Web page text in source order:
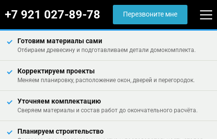
+7 921 027-89-78 Перезвоните мне
Готовим материалы сами
Отбираем древесину и подготавливаем детали домокомплекта.
Корректируем проекты
Меняем планировку, расположение окон, дверей и перегородок.
Уточняем комплектацию
Сверяем материалы и состав работ до окончательного расчёта.
Планируем строительство